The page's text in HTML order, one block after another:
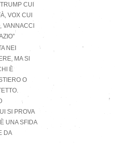
CUI
VOX CUI
VANNACCI
NEI
MA SI
È
O
SI PROVA
UNA SFIDA
DA